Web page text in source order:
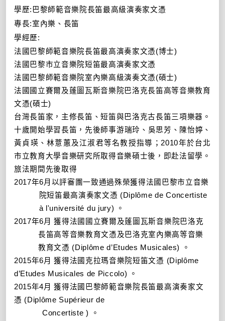
學歷: 巴黎師範音樂院長笛最高級演奏家文憑
專長:室內樂、長笛
學經歷:
法國巴黎師範音樂院長笛最高演奏家文憑(博士)
法國巴黎市立音樂院短笛最高演奏家文憑
法國巴黎師範音樂院室內樂高級演奏文憑(碩士)
法國國立賽爾及蓬圖瓦斯音樂院巴洛克長笛高等音樂教育
文憑(碩士)
台灣長笛家，主修長笛、短笛與巴洛克古長笛三項樂器。
十歲開始學習長笛，先後師事游瑞玲、吳思芳、陳怡婷、
黃貞瑛、林薏蕙及江淑君等名教授指導； 2010年於台北
市立教育大學音樂研究所取得音樂碩士後，即赴法留學。
旅法期間先後取得
2017年6月以評審團一致通過殊榮獲得法國巴黎市立音樂
院短笛最高演奏家文憑 (Diplôme de Concertiste
à l'université du jury)
。
2017年6月 獲得法國國立賽爾及蓬圖瓦斯音樂院巴洛克
長笛高等音樂教育文憑 及巴洛克室內樂高等音樂
教育文憑 (Diplôme d ’Etudes Musicales)
。
2015年6月 獲得法國克拉瑪音樂院短笛文憑 (Diplôme
d ’Etudes Musicales de Piccolo)
。
2015年4月 獲得法國巴黎師範音樂院長笛最高演奏家文
憑 (Diplôme Supérieur de
Concertiste )
。